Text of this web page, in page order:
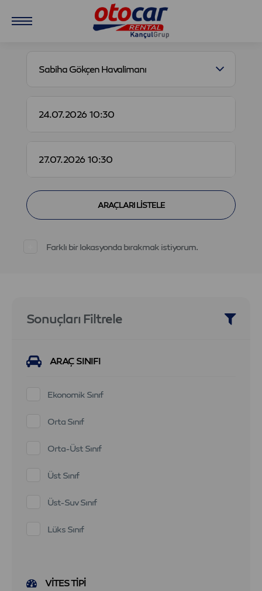
Sabiha Gökçen Havalimanı
Farklı bir lokasyonda bırakmak istiyorum.
Sonuçları Filtrele
ARAÇ SINIFI
Ekonomik Sınıf
Orta Sınıf
Orta-Üst Sınıf
Üst Sınıf
Üst-Suv Sınıf
Lüks Sınıf
VITES TIPI